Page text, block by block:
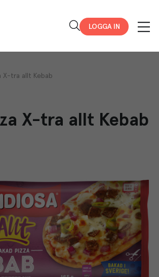
LOGGA IN
X-tra allt Kebab
X-tra allt Kebab